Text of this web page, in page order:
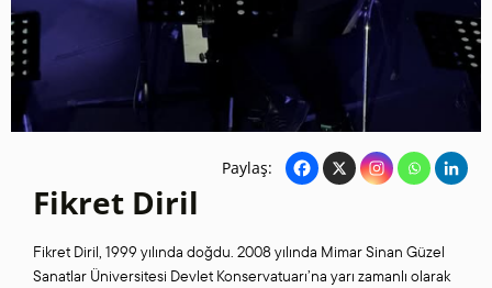
Paylaş:
Fikret Diril
Fikret Diril, 1999 yılında doğdu. 2008 yılında Mimar Sinan Güzel
Sanatlar Üniversitesi Devlet Konservatuarı’na yarı zamanlı olarak